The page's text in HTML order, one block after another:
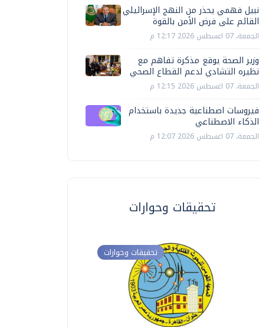
نبيل فهمي يحذر من النهج الإسرائيلي
القائم على فرض الأمن بالقوة
الجمعة، 07 اغسطس 2026 12:17 م
وزير الصحة يوقع مذكرة تفاهم مع
نظيره التشادي لدعم القطاع الصحي
الجمعة، 07 اغسطس 2026 12:15 م
فيروسات اصطناعية جديدة باستخدام
الذكاء الاصطناعي
الجمعة، 07 اغسطس 2026 12:07 م
تحقيقات وحوارات
تحقيقات وحوارات